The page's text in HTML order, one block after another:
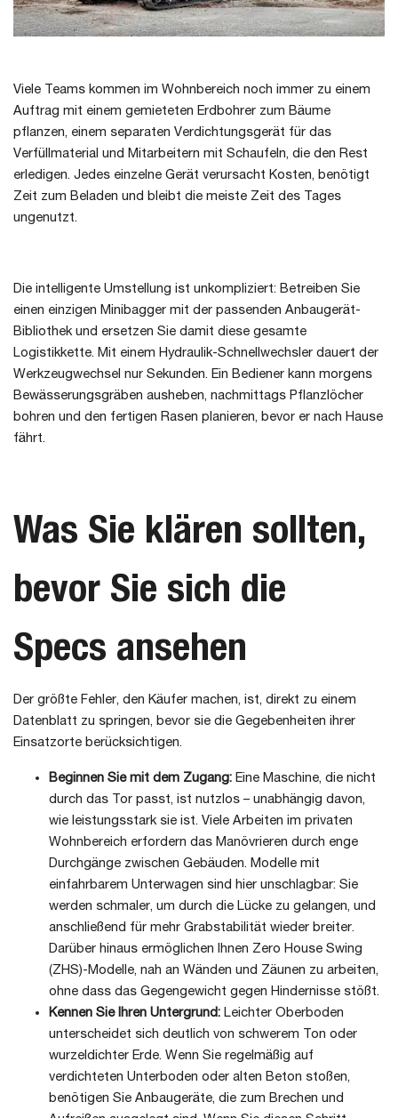
Viele Teams kommen im Wohnbereich noch immer zu einem
Auftrag mit einem gemieteten Erdbohrer zum Bäume
pflanzen, einem separaten Verdichtungsgerät für das
Verfüllmaterial und Mitarbeitern mit Schaufeln, die den Rest
erledigen. Jedes einzelne Gerät verursacht Kosten, benötigt
Zeit zum Beladen und bleibt die meiste Zeit des Tages
ungenutzt.
Die intelligente Umstellung ist unkompliziert: Betreiben Sie
einen einzigen Minibagger mit der passenden Anbaugerät-
Bibliothek und ersetzen Sie damit diese gesamte
Logistikkette. Mit einem Hydraulik-Schnellwechsler dauert der
Werkzeugwechsel nur Sekunden. Ein Bediener kann morgens
Bewässerungsgräben ausheben, nachmittags Pflanzlöcher
bohren und den fertigen Rasen planieren, bevor er nach Hause
fährt.
Was Sie klären sollten,
bevor Sie sich die
Specs ansehen
Der größte Fehler, den Käufer machen, ist, direkt zu einem
Datenblatt zu springen, bevor sie die Gegebenheiten ihrer
Einsatzorte berücksichtigen.
Beginnen Sie mit dem Zugang: Eine Maschine, die nicht
durch das Tor passt, ist nutzlos – unabhängig davon,
wie leistungsstark sie ist. Viele Arbeiten im privaten
Wohnbereich erfordern das Manövrieren durch enge
Durchgänge zwischen Gebäuden. Modelle mit
einfahrbarem Unterwagen sind hier unschlagbar: Sie
werden schmaler, um durch die Lücke zu gelangen, und
anschließend für mehr Grabstabilität wieder breiter.
Darüber hinaus ermöglichen Ihnen Zero House Swing
(ZHS)-Modelle, nah an Wänden und Zäunen zu arbeiten,
ohne dass das Gegengewicht gegen Hindernisse stößt.
Kennen Sie Ihren Untergrund: Leichter Oberboden
unterscheidet sich deutlich von schwerem Ton oder
wurzeldichter Erde. Wenn Sie regelmäßig auf
verdichteten Unterboden oder alten Beton stoßen,
benötigen Sie Anbaugeräte, die zum Brechen und